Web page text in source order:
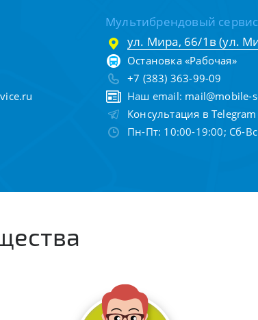
Мультибрендовый сервис
ул. Мира, 66/1в (ул.
Остановка «Рабочая»
+7 (383) 363-99-09
Наш email: mail@mobile-
Консультация в Telegram
Пн-Пт: 10:00-19:00; Сб-